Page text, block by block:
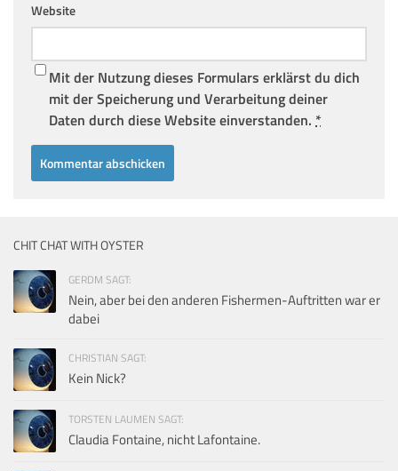
Website
Mit der Nutzung dieses Formulars erklärst du dich
mit der Speicherung und Verarbeitung deiner
Daten durch diese Website einverstanden. *
CHIT CHAT WITH OYSTER
GERDM SAGT:
Nein, aber bei den anderen Fishermen-Auftritten war er
dabei
CHRISTIAN SAGT:
Kein Nick?
TORSTEN LAUMEN SAGT:
Claudia Fontaine, nicht Lafontaine.